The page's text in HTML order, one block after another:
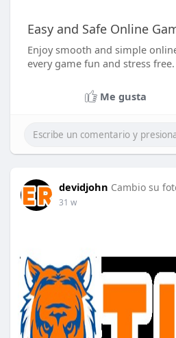
Easy and Safe Online
Enjoy smooth and simple
every game fun and stress free.
Me gusta
devidjohn Cambio su
31 w